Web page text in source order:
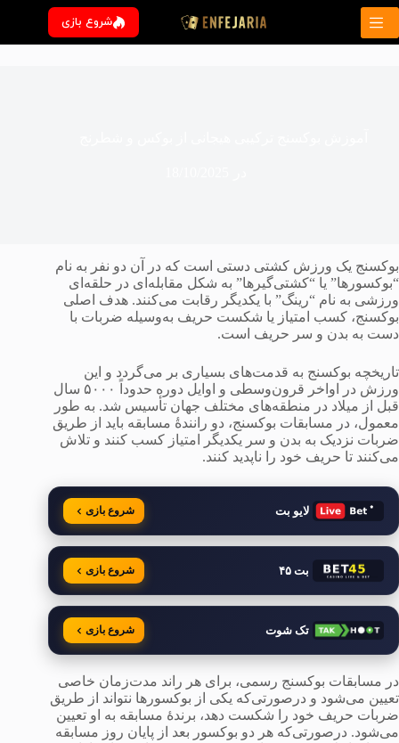
پرش
محتوا
شروع بازی
بوکسنج یک ورزش کشتی دستی است که در آن دو نفر به نام
“بوکسورها” یا “کشتی‌گیرها” به شکل مقابله‌ای در حلقه‌ای
ورزشی به نام “رینگ” با یکدیگر رقابت می‌کنند. هدف اصلی
بوکسنج، کسب امتیاز یا شکست حریف به‌وسیله ضربات با
دست به بدن و سر حریف است.
تاریخچه بوکسنج به قدمت‌های بسیاری بر می‌گردد و این
ورزش در اواخر قرون‌وسطی و اوایل دوره حدوداً ۵۰۰۰ سال
قبل از میلاد در منطقه‌های مختلف جهان تأسیس شد. به طور
معمول، در مسابقات بوکسنج، دو رانندةٔ مسابقه باید از طریق
ضربات نزدیک به بدن و سر یکدیگر امتیاز کسب کنند و تلاش
می‌کنند تا حریف خود را ناپدید کنند.
لایو بت شروع بازی
بت ۴۵ شروع بازی
تک شوت شروع بازی
در مسابقات بوکسنج رسمی، برای هر راند مدت‌زمان خاصی
تعیین می‌شود و درصورتی‌که یکی از بوکسورها نتواند از طریق
ضربات حریف خود را شکست دهد، برندهٔ مسابقه به او تعیین
می‌شود. درصورتی‌که هر دو بوکسور بعد از پایان روز مسابقه